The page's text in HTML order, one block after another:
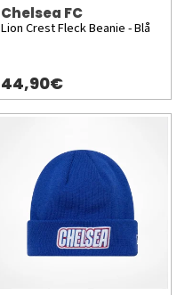
Chelsea FC
Lion Crest Fleck Beanie - Blå
44,90€